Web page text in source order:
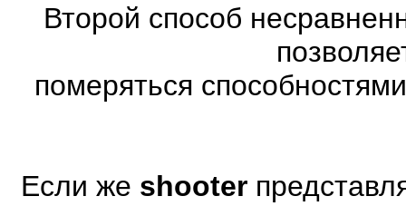
Второй способ
померяться
Если же shooter